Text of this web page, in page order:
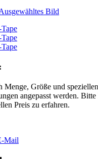
Menge, Größe und speziellen
angepasst werden.
Preis zu erfahren.
Mail